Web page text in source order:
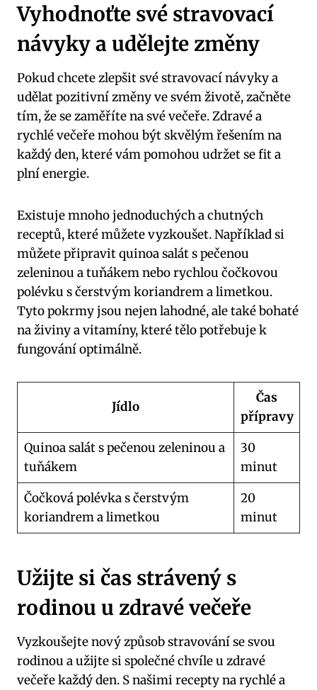
Vyhodnoťte ‌své stravovací
návyky⁢ a udělejte změny
Pokud chcete zlepšit své stravovací návyky a
udělat pozitivní⁤ změny ve ‌svém životě, ‍začněte
tím, ‌že se zaměříte na své večeře. Zdravé a
rychlé večeře mohou být skvělým řešením ⁤na
každý den, které vám pomohou udržet se fit a
plní energie.
Existuje mnoho jednoduchých a ⁤chutných
receptů, které můžete‍ vyzkoušet. ⁢Například si‍
můžete ⁣připravit quinoa ⁢salát​ s pečenou
zeleninou‍ a‍ tuňákem ⁣nebo rychlou čočkovou
polévku s čerstvým⁢ koriandrem a limetkou.
Tyto pokrmy jsou nejen ‍lahodné, ale také ‌bohaté
​na živiny a vitamíny, které tělo‍ potřebuje⁤ k
fungování optimálně.
Jídlo
Čas
přípravy
Quinoa salát s pečenou⁤ zeleninou a ​
tuňákem
30
minut
Čočková⁤ polévka s​ čerstvým
koriandrem a⁤ limetkou
20
minut
Užijte si čas strávený s
rodinou u zdravé ⁢večeře
Vyzkoušejte nový ⁢způsob stravování ⁤se svou
rodinou a užijte si společné‍ chvíle u zdravé⁣
večeře ⁣každý den. S ⁤našimi recepty na rychlé a